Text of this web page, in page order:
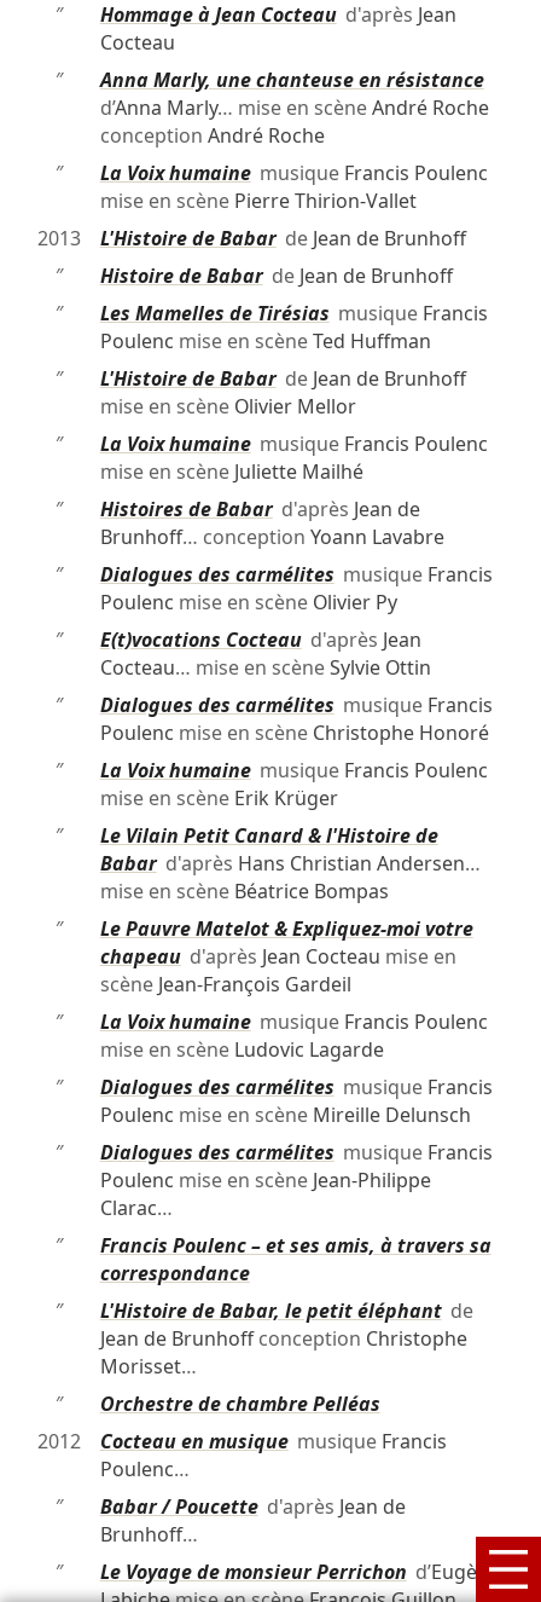
″
Hommage à Jean Cocteaud'après Jean
Cocteau
″
Anna Marly, une chanteuse en résistance
d’Anna Marly… mise en scèneAndré Roche
conception André Roche
″
La Voix humainemusique Francis Poulenc
mise en scène Pierre Thirion-Vallet
2013
L'Histoire de Babarde Jean de Brunhoff
″
Histoire de Babarde Jean de Brunhoff
″
Les Mamelles de Tirésias musique Francis
Poulenc mise en scèneTed Huffman
″
L'Histoire de Babarde Jean de Brunhoff
mise en scène Olivier Mellor
″
La Voix humainemusique Francis Poulenc
mise en scène Juliette Mailhé
″
Histoires de Babard'après Jean de
Brunhoff… conception Yoann Lavabre
″
Dialogues des carmélites musique Francis
Poulenc mise en scène Olivier Py
″
E(t)vocations Cocteaud'après Jean
Cocteau… mise en scèneSylvie Ottin
″
Dialogues des carmélites musique Francis
Poulenc mise en scène Christophe Honoré
″
La Voix humainemusique Francis Poulenc
mise en scène Erik Krüger
″
Le Vilain Petit Canard & l'Histoire de
Babard'après Hans Christian Andersen…
mise en scène Béatrice Bompas
″
Le Pauvre Matelot & Expliquez-moi votre
chapeaud'après Jean Cocteau mise en
scène Jean-François Gardeil
″
La Voix humainemusique Francis Poulenc
mise en scène Ludovic Lagarde
″
Dialogues des carmélites musique Francis
Poulenc mise en scène Mireille Delunsch
″
Dialogues des carmélites musique Francis
Poulenc mise en scène Jean-Philippe
Clarac…
″
Francis Poulenc – et ses amis, à travers sa
correspondance
″
L'Histoire de Babar, le petit éléphantde
Jean de Brunhoffconception Christophe
Morisset…
″
Orchestre de chambre Pelléas
2012
Cocteau en musiquemusique Francis
Poulenc…
″
Babar / Poucetted'après Jean de
Brunhoff…
″
Le Voyage de monsieur Perrichon d’Eugène